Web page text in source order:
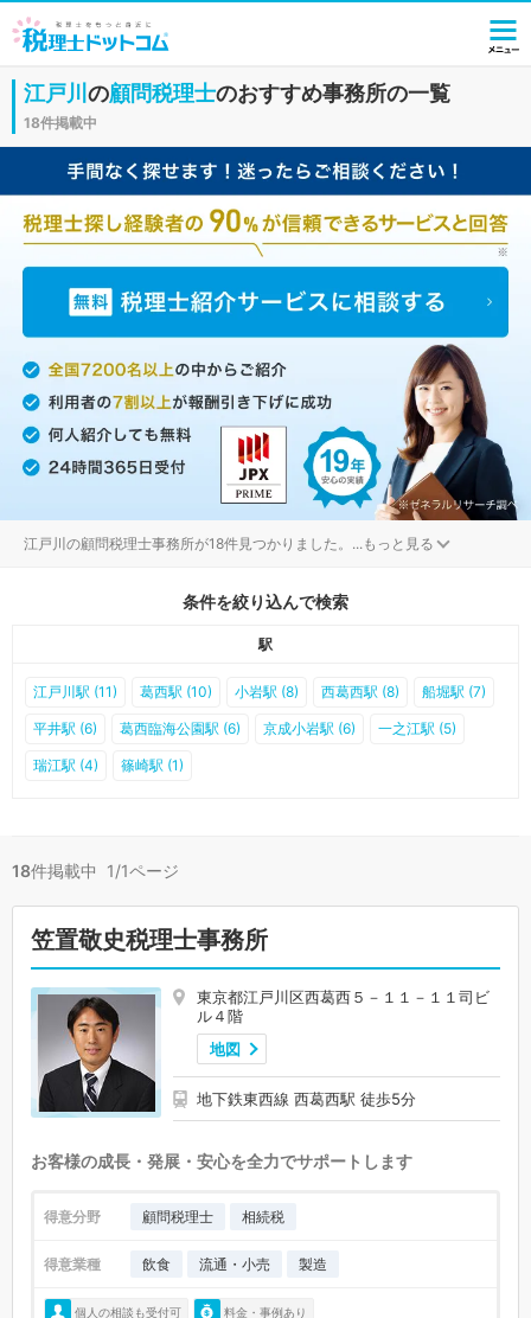
江戸川 の顧問税理士のおすすめ事務所の一覧
18件掲載中
江戸川の顧問税理士事務所が18件見つかりました。 ...もっと見る
条件を絞り込んで検索
駅
江戸川駅 (11) 葛西駅 (10) 小岩駅 (8) 西葛西駅 (8) 船堀駅 (7)
平井駅 (6) 葛西臨海公園駅 (6) 京成小岩駅 (6) 一之江駅 (5)
瑞江駅 (4) 篠崎駅 (1)
18件掲載中 1/1ページ
笠置敬史税理士事務所
東京都江戸川区西葛西５－１１－１１司ビ
ル４階
地図
地下鉄東西線 西葛西駅 徒歩5分
お客様の成長・発展・安心を全力でサポートします
得意分野 顧問税理士 相続税
得意業種 飲食 流通・小売 製造
個人の相談も受付可 料金・事例あり